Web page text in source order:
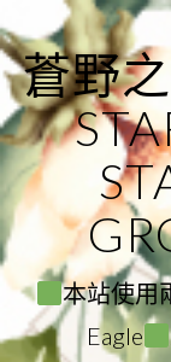
to
content
蒼野
本站使用
Eagle